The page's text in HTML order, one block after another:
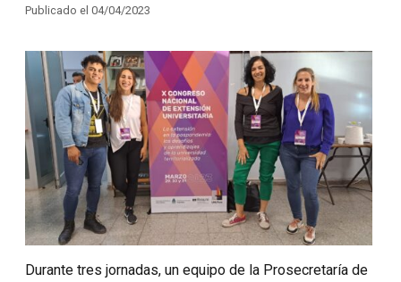
Publicado el 04/04/2023
Durante tres jornadas, un equipo de la Prosecretaría de